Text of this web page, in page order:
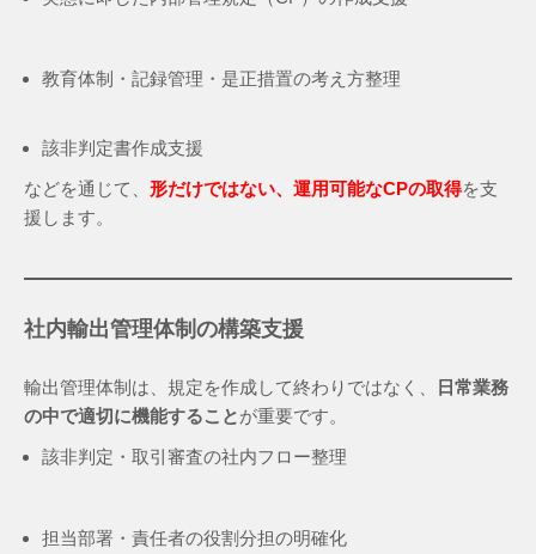
教育体制・記録管理・是正措置の考え方整理
該非判定書作成支援
などを通じて、 形だけではない、運用可能なCPの取得を支
援します。
社内輸出管理体制の構築支援
輸出管理体制は、規定を作成して終わりではなく、
日常業務
の中で適切に機能することが重要です。
該非判定・取引審査の社内フロー整理
担当部署・責任者の役割分担の明確化